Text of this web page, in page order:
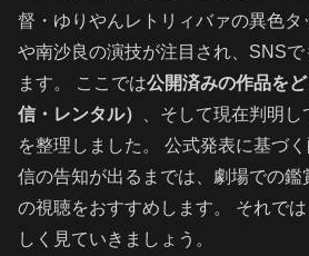
督・ゆりやんレトリィバァの異色タ
や南沙良の演技が注目され、SNS
ます。 ここでは公開済みの作品を
信・レンタル）
、そして現在判明
を整理しました。 公式発表に基づ
信の告知が出るまでは、劇場での
の視聴をおすすめします。 それで
しく見ていきましょう。